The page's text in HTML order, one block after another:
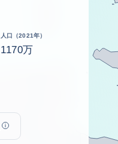
人口（2021年）
1170万
Help